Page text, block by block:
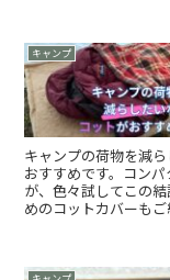
キャンプ
キャンプの荷物を減
おすすめです。コン
が、色々試してこの
めのコットカバーもご